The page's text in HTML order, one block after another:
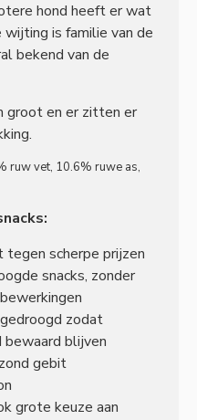
hond heeft er wat
is familie van de
bekend van de
groot en er zitten er
ruw vet, 10.6% ruwe as,
scherpe prijzen
snacks, zonder
zodat
blijven
gebit
grote keuze aan